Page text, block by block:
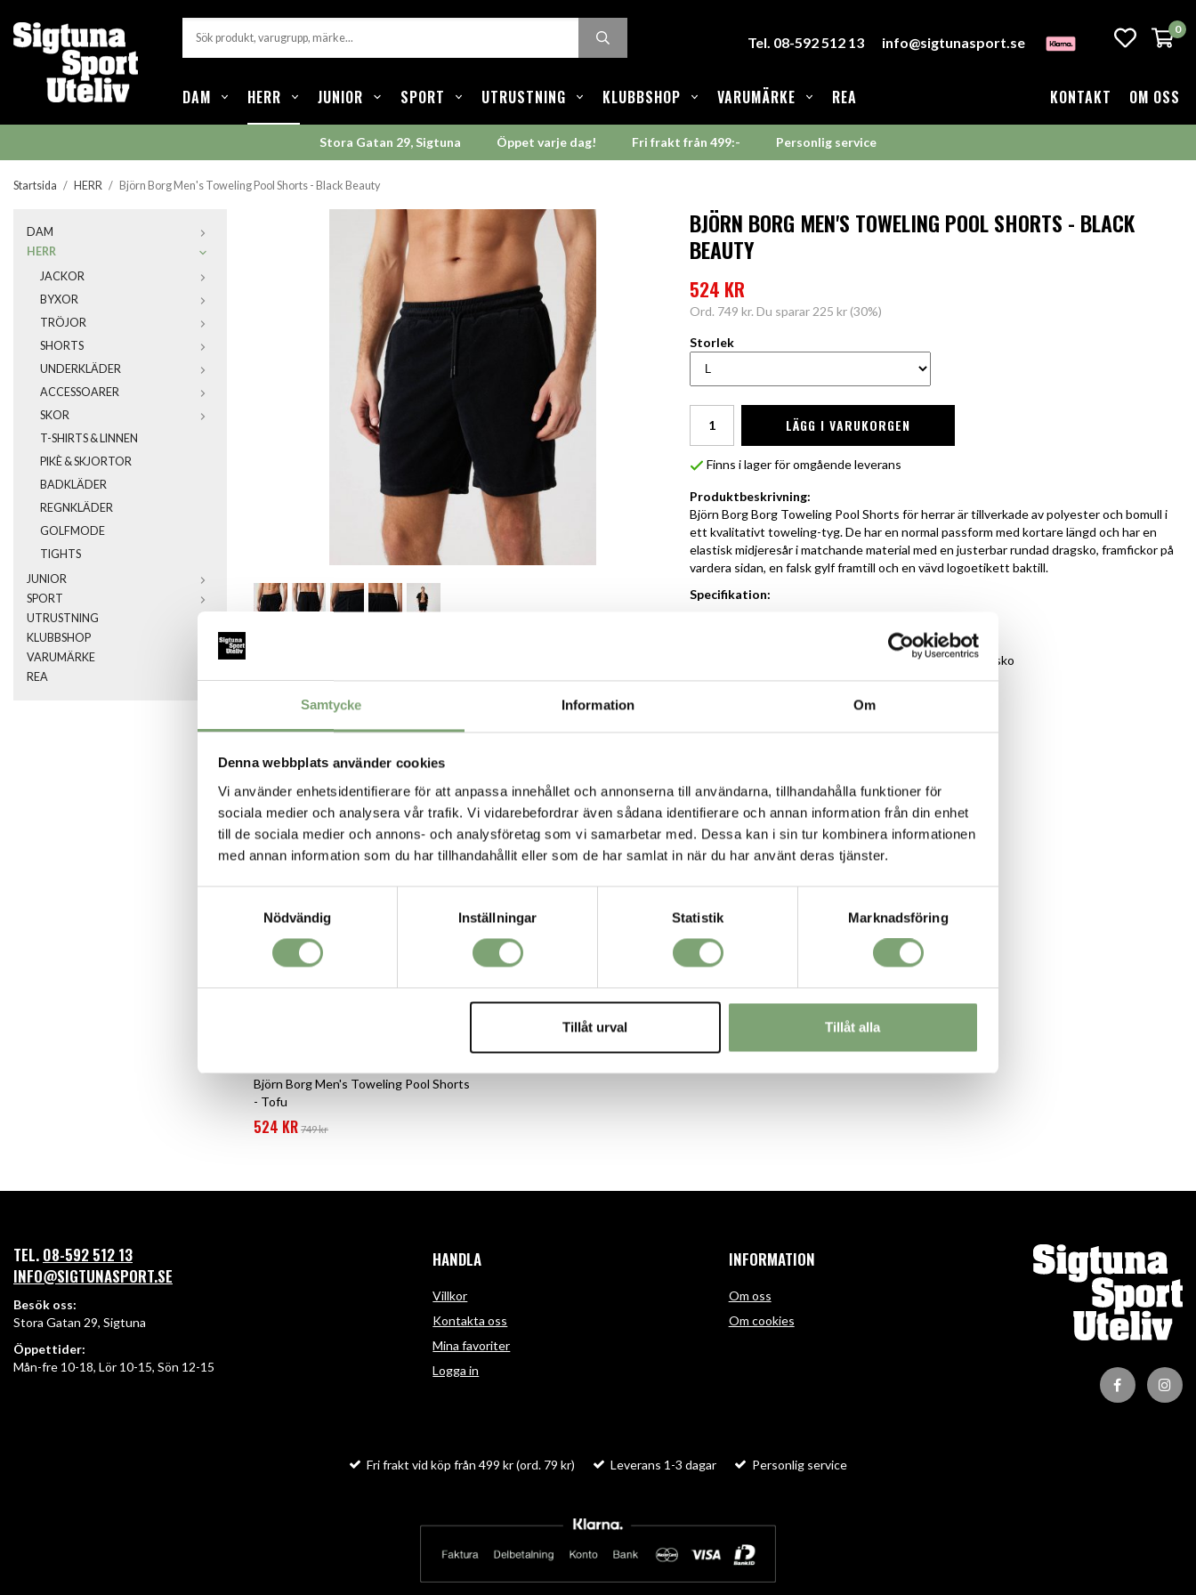
Samtycke Information Om
Denna webbplats använder cookies
Vi använder enhetsidentifierare för att anpassa innehållet och annonserna till användarna, tillhandahålla funktioner för
sociala medier och analysera vår trafik. Vi vidarebefordrar även sådana identifierare och annan information från din enhet
till de sociala medier och annons- och analysföretag som vi samarbetar med. Dessa kan i sin tur kombinera informationen
med annan information som du har tillhandahållit eller som de har samlat in när du har använt deras tjänster.
Nödvändig
Inställningar Statistik Marknadsföring
Tillåt urval Tillåt alla
Tel. 08-592 512 13 info@sigtunasport.se
0
DAM HERR JUNIOR SPORT UTRUSTNING KLUBBSHOP VARUMÄRKE REA KONTAKT OM OSS
Stora Gatan 29, Sigtuna Öppet varje dag! Fri frakt från 499:- Personlig service
Startsida / HERR / Björn Borg Men's Toweling Pool Shorts - Black Beauty
DAM
HERR
JACKOR
BYXOR
TRÖJOR
SHORTS
UNDERKLÄDER
ACCESSOARER
SKOR
T-SHIRTS & LINNEN
PIKÈ & SKJORTOR
BADKLÄDER
REGNKLÄDER
GOLFMODE
TIGHTS
JUNIOR
SPORT
UTRUSTNING
KLUBBSHOP
VARUMÄRKE
REA
BJÖRN BORG MEN'S TOWELING POOL SHORTS - BLACK
BEAUTY
524 KR
Ord. 749 kr. Du sparar 225 kr(30%)
Storlek
LÄGG I VARUKORGEN
Finns i lager för omgående leverans
Produktbeskrivning:
Björn Borg Borg Toweling Pool Shorts för herrar är tillverkade av polyester och bomull i
ett kvalitativt toweling-tyg. De har en normal passform med kortare längd och har en
elastisk midjeresår i matchande material med en justerbar rundad dragsko, framfickor på
vardera sidan, en falsk gylf framtill och en vävd logoetikett baktill.
Specifikation:
Normal passform och kortare längd
Matchande elastiskt midjeband med rundad dragsko
Främre sidofickor
ALTERNATIVA FÄRGER
Björn Borg Men's Toweling Pool Shorts
- Tofu
524 KR 749 kr
TEL. 08-592 512 13
INFO@SIGTUNASPORT.SE
Besök oss:
Stora Gatan 29, Sigtuna
Öppettider:
Mån-fre 10-18, Lör 10-15, Sön 12-15
HANDLA
Villkor
Kontakta oss
Mina favoriter
Logga in
INFORMATION
Om oss
Om cookies
Fri frakt vid köp från 499 kr (ord. 79 kr) Leverans 1-3 dagar Personlig service